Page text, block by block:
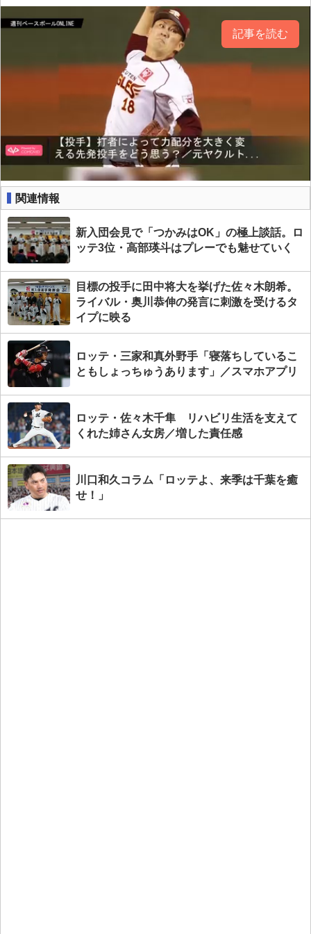
記事を読む
関連情報
新入団会見で「つかみはOK」の極上談話。ロ
ッテ3位・高部瑛斗はプレーでも魅せていく
目標の投手に田中将大を挙げた佐々木朗希。
ライバル・奥川恭伸の発言に刺激を受けるタ
イプに映る
ロッテ・三家和真外野手「寝落ちしているこ
ともしょっちゅうあります」／スマホアプリ
ロッテ・佐々木千隼 リハビリ生活を支えて
くれた姉さん女房／増した責任感
川口和久コラム「ロッテよ、来季は千葉を癒
せ！」